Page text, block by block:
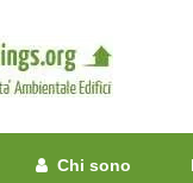
Chi sono